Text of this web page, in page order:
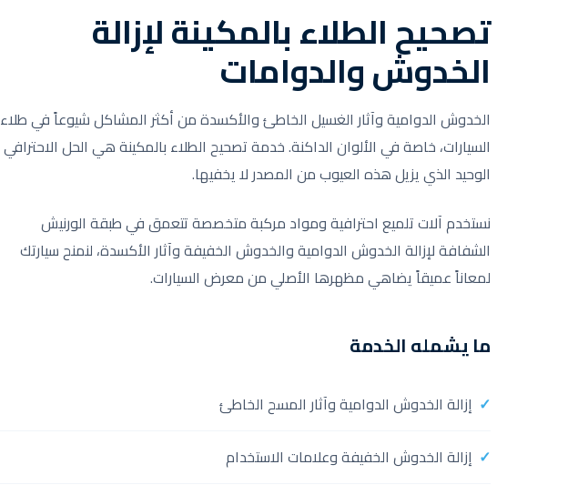
تصحيح الطلاء بالمكينة لإزالة
الخدوش والدوامات
الخدوش الدوامية وآثار الغسيل الخاطئ والأكسدة من أكثر المشاكل شيوعاً في طلاء
السيارات، خاصة في الألوان الداكنة. خدمة تصحيح الطلاء بالمكينة هي الحل الاحترافي
الوحيد الذي يزيل هذه العيوب من المصدر لا يخفيها.
نستخدم آلات تلميع احترافية ومواد مركبة متخصصة تتعمق في طبقة الورنيش
الشفافة لإزالة الخدوش الدوامية والخدوش الخفيفة وآثار الأكسدة، لنمنح سيارتك
لمعاناً عميقاً يضاهي مظهرها الأصلي من معرض السيارات.
ما يشمله الخدمة
إزالة الخدوش الدوامية وآثار المسح الخاطئ
إزالة الخدوش الخفيفة وعلامات الاستخدام